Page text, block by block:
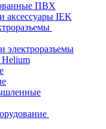
ПВХ
аксессуары IEK
электроразъемы